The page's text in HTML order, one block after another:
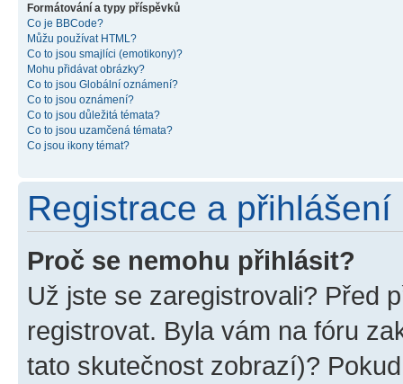
Formátování a typy příspěvků
Co je BBCode?
Můžu používat HTML?
Co to jsou smajlíci (emotikony)?
Mohu přidávat obrázky?
Co to jsou Globální oznámení?
Co to jsou oznámení?
Co to jsou důležitá témata?
Co to jsou uzamčená témata?
Co jsou ikony témat?
Registrace a přihlášení
Proč se nemohu přihlásit?
Už jste se zaregistrovali? Před
registrovat. Byla vám na fóru
tato skutečnost zobrazí)?